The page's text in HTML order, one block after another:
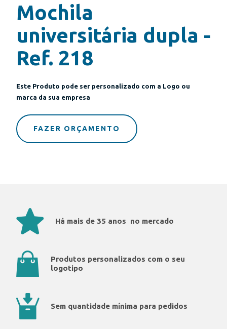
Mochila
universitária dupla -
Ref. 218
Este Produto pode ser personalizado com a Logo ou
marca da sua empresa
FAZER ORÇAMENTO
Há mais de 35 anos no mercado
Produtos personalizados com o seu
logotipo
Sem quantidade mínima para pedidos